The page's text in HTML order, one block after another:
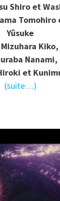
Shiro et
Yûsuke
et
(suite…)